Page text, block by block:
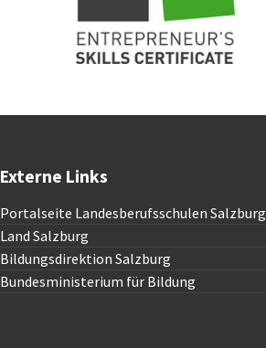
Externe Links
Portalseite Landesberufsschulen Salzburg
Land Salzburg
Bildungsdirektion Salzburg
Bundesministerium für Bildung